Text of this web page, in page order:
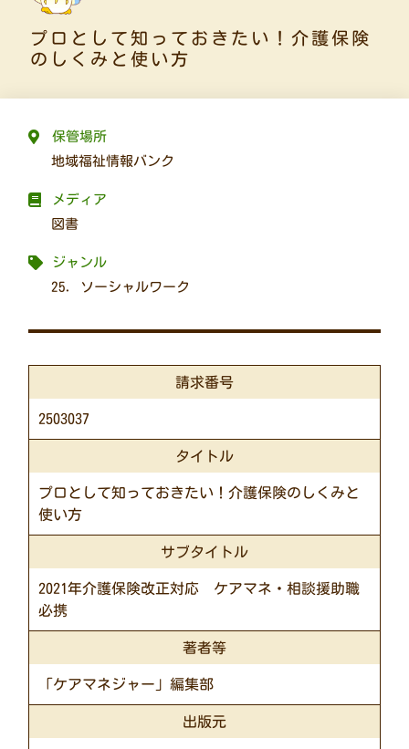
プロとして知っておきたい！介護保険
のしくみと使い方
保管場所
地域福祉情報バンク
メディア
図書
ジャンル
25. ソーシャルワーク
請求番号
2503037
タイトル
プロとして知っておきたい！介護保険のしくみと
使い方
サブタイトル
2021年介護保険改正対応 ケアマネ・相談援助職
必携
著者等
「ケアマネジャー」編集部
出版元